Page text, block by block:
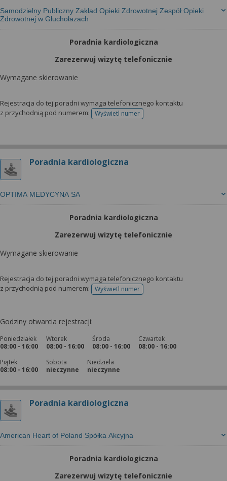
Samodzielny Publiczny Zakład Opieki Zdrowotnej Zespół Opieki
Zdrowotnej w Głuchołazach
Poradnia kardiologiczna
Zarezerwuj wizytę telefonicznie
Wymagane skierowanie
Rejestracja do tej poradni wymaga telefonicznego kontaktu
z przychodnią pod numerem:
Wyświetl numertelefonu do rejestracji
Poradnia kardiologiczna
OPTIMA MEDYCYNA SA
Poradnia kardiologiczna
Zarezerwuj wizytę telefonicznie
Wymagane skierowanie
Rejestracja do tej poradni wymaga telefonicznego kontaktu
z przychodnią pod numerem:
Wyświetl numertelefonu do rejestracji
Godziny otwarcia rejestracji:
Poniedziałek
08:00 - 16:00
Wtorek
08:00 - 16:00
Środa
08:00 - 16:00
Czwartek
08:00 - 16:00
Piątek
08:00 - 16:00
Sobota
nieczynne
Niedziela
nieczynne
Poradnia kardiologiczna
American Heart of Poland Spółka Akcyjna
Poradnia kardiologiczna
Zarezerwuj wizytę telefonicznie